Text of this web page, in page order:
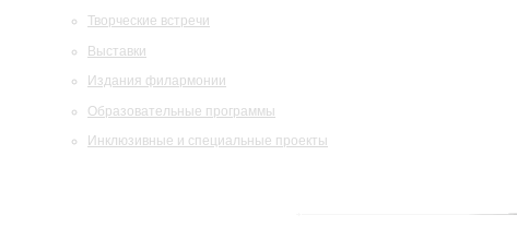
Творческие встречи
Выставки
Издания филармонии
Образовательные программы
Инклюзивные и специальные проекты